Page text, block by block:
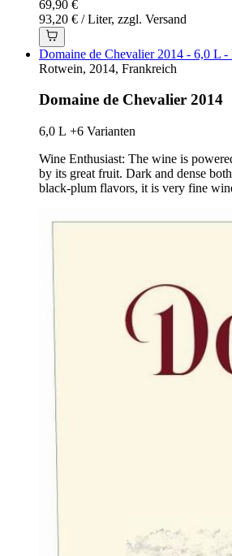
69,90 €
93,20 € / Liter, zzgl. Versand
Domaine de Chevalier 2014 - 6,0 L -
Rotwein, 2014, Frankreich
Domaine de Chevalier 2014
6,0 L +6 Varianten
Wine Enthusiast: The wine is
by its great fruit. Dark and dense
black-plum flavors, it is very fine